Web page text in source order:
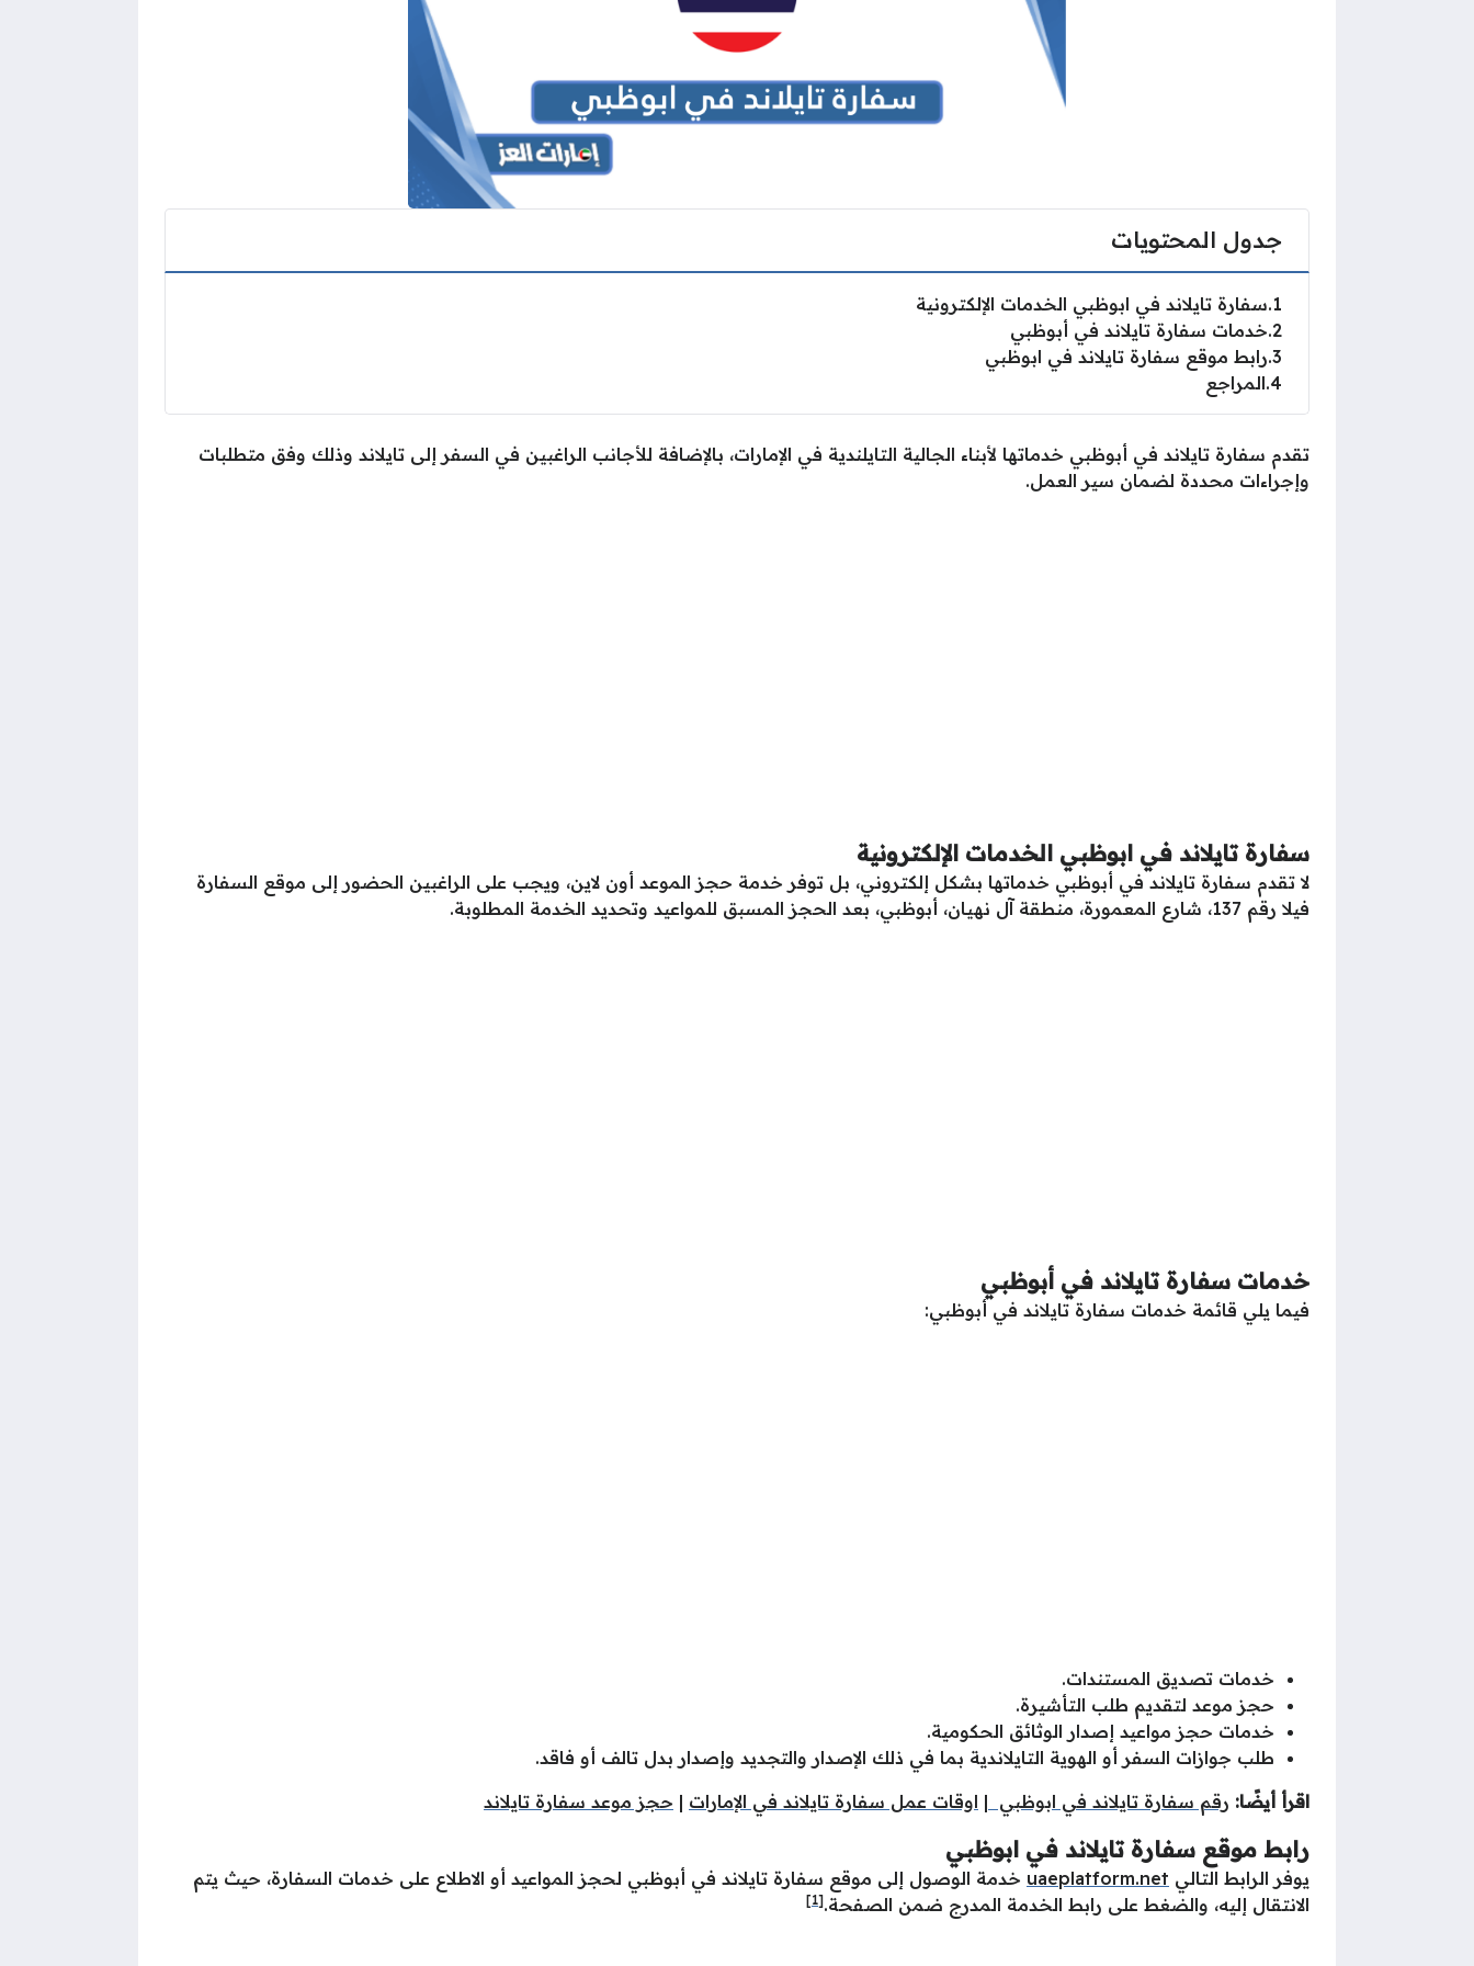
جدول المحتويات
1 سفارة تايلاند في ابوظبي الخدمات الإلكترونية
2 خدمات سفارة تايلاند في أبوظبي
3 رابط موقع سفارة تايلاند في ابوظبي
4 المراجع
تقدم سفارة تايلاند في أبوظبي خدماتها لأبناء الجالية التايلندية في الإمارات، بالإضافة للأجانب الراغبين في السفر إلى تايلاند وذلك وفق متطلبات
وإجراءات محددة لضمان سير العمل.
سفارة تايلاند في ابوظبي الخدمات الإلكترونية
لا تقدم سفارة تايلاند في أبوظبي خدماتها بشكل إلكتروني، بل توفر خدمة حجز الموعد أون لاين، ويجب على الراغبين الحضور إلى موقع السفارة
فيلا رقم 137، شارع المعمورة، منطقة آل نهيان، أبوظبي، بعد الحجز المسبق للمواعيد وتحديد الخدمة المطلوبة.
خدمات سفارة تايلاند في أبوظبي
فيما يلي قائمة خدمات سفارة تايلاند في أبوظبي:
خدمات تصديق المستندات.
حجز موعد لتقديم طلب التأشيرة.
خدمات حجز مواعيد إصدار الوثائق الحكومية.
طلب جوازات السفر أو الهوية التايلاندية بما في ذلك الإصدار والتجديد وإصدار بدل تالف أو فاقد.
اقرأ أيضًا: رقم سفارة تايلاند في ابوظبي | اوقات عمل سفارة تايلاند في الإمارات | حجز موعد سفارة تايلاند
رابط موقع سفارة تايلاند في ابوظبي
يوفر الرابط التالي uaeplatform.net خدمة الوصول إلى موقع سفارة تايلاند في أبوظبي لحجز المواعيد أو الاطلاع على خدمات السفارة، حيث يتم
الانتقال إليه، والضغط على رابط الخدمة المدرج ضمن الصفحة.[1]